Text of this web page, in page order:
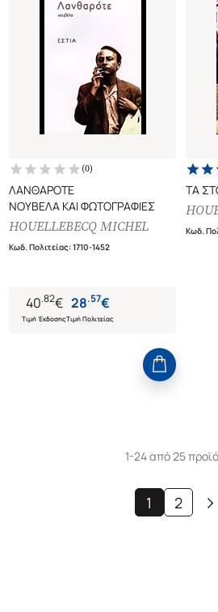
(0)
ΛΑΝΘΑΡΟΤΕ
ΝΟΥΒΕΛΑ ΚΑΙ ΦΩΤΟΓΡΑΦΙΕΣ
HOUELLEBECQ MICHEL
Κωδ. Πολιτείας:1710-1452
40.82€
Τιμή Έκδοσης
28.57€
Τιμή Πολιτείας
ΤΑ
Κωδ.
1-24 από 25
1 2